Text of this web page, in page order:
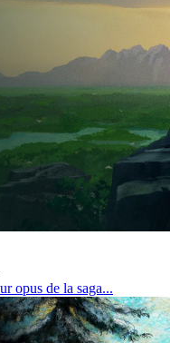
opus de la saga...